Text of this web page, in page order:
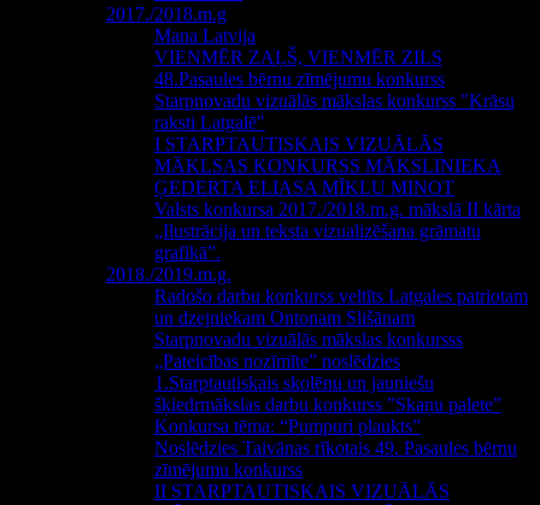
2017./2018.m.g
Mana Latvija
VIENMĒR ZAĻŠ, VIENMĒR ZILS
48.Pasaules bērnu zīmējumu konkurss
Starpnovadu vizuālās mākslas konkurss "Krāsu
raksti Latgalē"
I STARPTAUTISKAIS VIZUĀLĀS
MĀKLSAS KONKURSS MĀKSLINIEKA
ĢEDERTA ELIASA MĪKLU MINOT
Valsts konkursa 2017./2018.m.g. mākslā II kārta
„Ilustrācija un teksta vizualizēšana grāmatu
grafikā”.
2018./2019.m.g.
Radošo darbu konkurss veltīts Latgales patriotam
un dzejniekam Ontonam Slišānam
Starpnovadu vizuālās mākslas konkursss
„Pateicības nozīmīte” noslēdzies
1.Starptautiskais skolēnu un jauniešu
šķiedrmākslas darbu konkurss ”Skaņu palete”
Konkursa tēma: “Pumpuri plaukts”
Noslēdzies Taivānas rīkotais 49. Pasaules bērnu
zīmējumu konkurss
II STARPTAUTISKAIS VIZUĀLĀS